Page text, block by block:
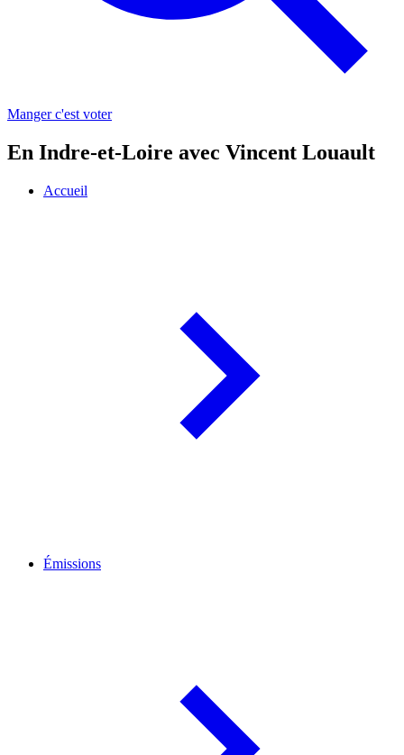
Manger c'est voter
En Indre-et-Loire avec Vincent Louault
Accueil
Émissions